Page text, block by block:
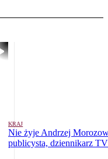
KRAJ
Nie żyje Andrzej
publicysta, dziennikarz